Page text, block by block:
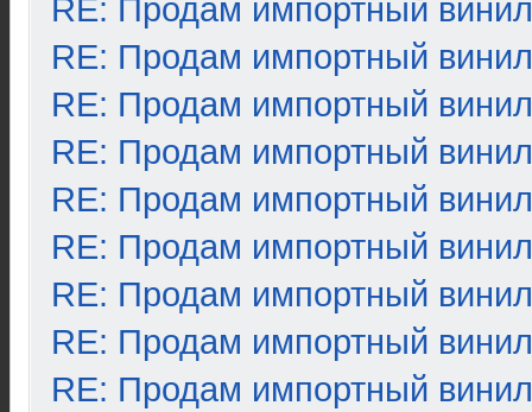
RE: Продам импортный винил
RE: Продам импортный винил
RE: Продам импортный винил
RE: Продам импортный винил
RE: Продам импортный винил
RE: Продам импортный винил
RE: Продам импортный винил
RE: Продам импортный винил
RE: Продам импортный винил